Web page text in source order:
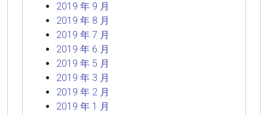
2019 年 9 月
2019 年 8 月
2019 年 7 月
2019 年 6 月
2019 年 5 月
2019 年 3 月
2019 年 2 月
2019 年 1 月